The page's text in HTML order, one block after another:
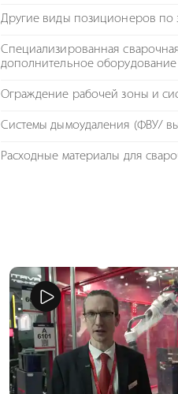
Другие виды позиционеров по
Специализированная
дополнительное
Ограждение рабочей зоны и
Системы дымоудаления (ФВУ/
Расходные материалы для